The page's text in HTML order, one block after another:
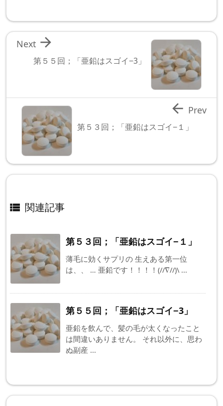
第５５回；「亜鉛はスゴイ−3」

Next
第５３回；「亜鉛はスゴイ−１」
 Prev
 関連記事
第５３回；「亜鉛はスゴイ−１」
薄毛に効くサプリの 生えある第一位
は、、 … 亜鉛です！！！！(//∇//)\ ...
第５５回；「亜鉛はスゴイ−3」
亜鉛を飲んで、髪の毛が太くなったこと
は間違いありません。 それ以外に、思わ
ぬ副産 ...